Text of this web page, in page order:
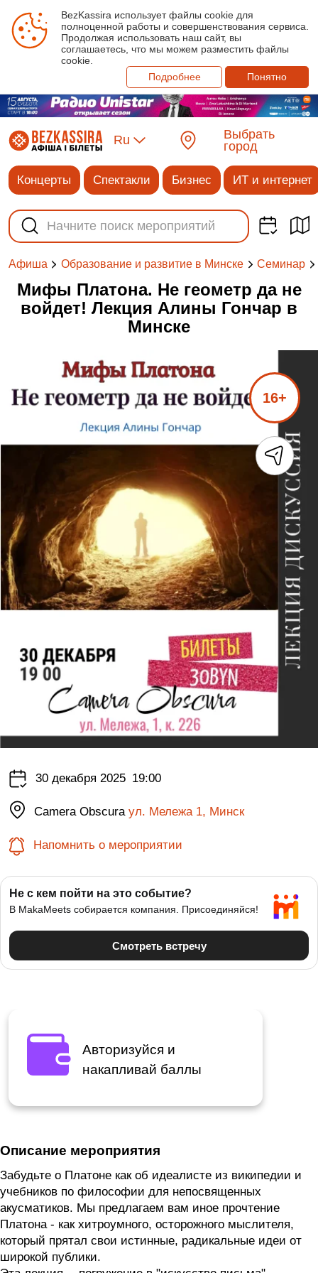
BezKassira использует файлы cookie для
полноценной работы и совершенствования сервиса.
Продолжая использовать наш сайт, вы
соглашаетесь, что мы можем разместить файлы
cookie.
Подробнее
Понятно
Ru
Выбрать
город
Концерты Спектакли Бизнес ИТ и интернет
Афиша Образование и развитие в Минске Семинар
Мифы Платона. Не геометр да не
войдет! Лекция Алины Гончар в
Минске
16+
30 декабря 2025 19:00
Camera Obscuraул. Мележа 1, Минск
Напомнить о мероприятии
Авторизуйся и
накапливай баллы
Описание мероприятия
Забудьте о Платоне как об идеалисте из википедии и
учебников по философии для непосвященных
акусматиков. Мы предлагаем вам иное прочтение
Платона - как хитроумного, осторожного мыслителя,
который прятал свои истинные, радикальные идеи от
широкой публики.